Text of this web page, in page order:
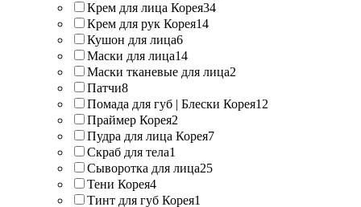
Крем для лица Корея34
Крем для рук Корея14
Кушон для лица6
Маски для лица14
Маски тканевые для лица2
Патчи8
Помада для губ | Блески Корея12
Праймер Корея2
Пудра для лица Корея7
Скраб для тела1
Сыворотка для лица25
Тени Корея4
Тинт для губ Корея1